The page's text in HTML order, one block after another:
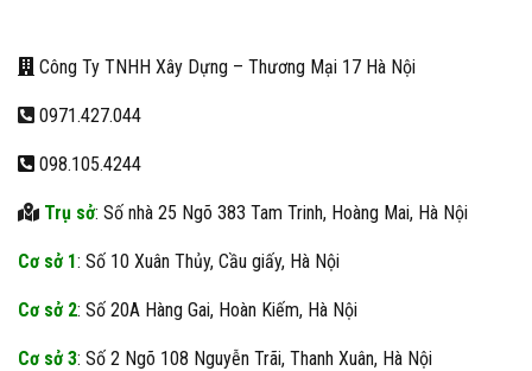
Công Ty TNHH Xây Dựng – Thương Mại 17 Hà Nội
0971.427.044
098.105.4244
Trụ sở: Số nhà 25 Ngõ 383 Tam Trinh, Hoàng Mai, Hà Nội
Cơ sở 1: Số 10 Xuân Thủy, Cầu giấy, Hà Nội
Cơ sở 2: Số 20A Hàng Gai, Hoàn Kiếm, Hà Nội
Cơ sở 3: Số 2 Ngõ 108 Nguyễn Trãi, Thanh Xuân, Hà Nội